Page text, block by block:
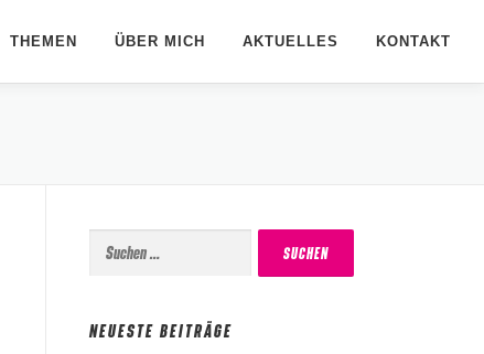
THEMEN ÜBER MICH AKTUELLES KONTAKT
nach:
NEUESTE BEITRÄGE